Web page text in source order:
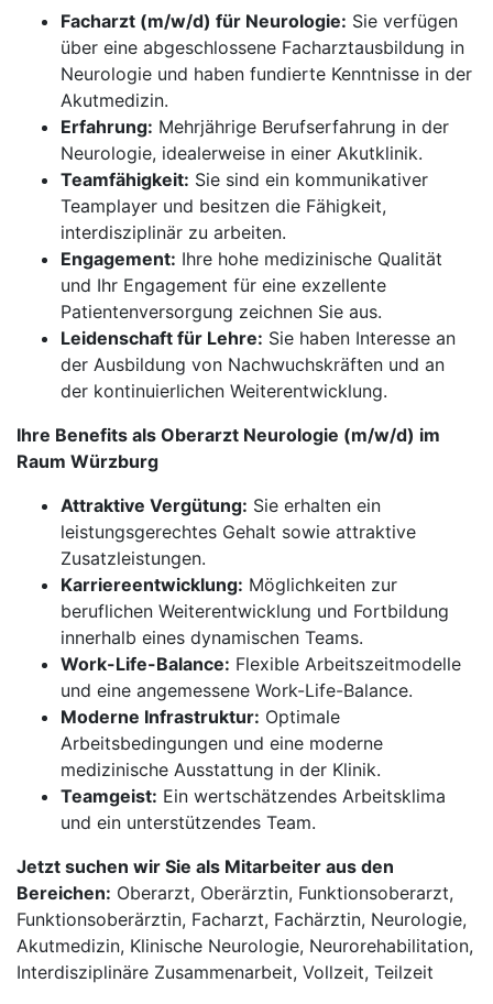
Facharzt (m/w/d) für Neurologie: Sie verfügen
über eine abgeschlossene Facharztausbildung in
Neurologie und haben fundierte Kenntnisse in der
Akutmedizin.
Erfahrung: Mehrjährige Berufserfahrung in der
Neurologie, idealerweise in einer Akutklinik.
Teamfähigkeit: Sie sind ein kommunikativer
Teamplayer und besitzen die Fähigkeit,
interdisziplinär zu arbeiten.
Engagement: Ihre hohe medizinische Qualität
und Ihr Engagement für eine exzellente
Patientenversorgung zeichnen Sie aus.
Leidenschaft für Lehre: Sie haben Interesse an
der Ausbildung von Nachwuchskräften und an
der kontinuierlichen Weiterentwicklung.
Ihre Benefits als Oberarzt Neurologie (m/w/d) im
Raum Würzburg
Attraktive Vergütung: Sie erhalten ein
leistungsgerechtes Gehalt sowie attraktive
Zusatzleistungen.
Karriereentwicklung: Möglichkeiten zur
beruflichen Weiterentwicklung und Fortbildung
innerhalb eines dynamischen Teams.
Work-Life-Balance: Flexible Arbeitszeitmodelle
und eine angemessene Work-Life-Balance.
Moderne Infrastruktur: Optimale
Arbeitsbedingungen und eine moderne
medizinische Ausstattung in der Klinik.
Teamgeist: Ein wertschätzendes Arbeitsklima
und ein unterstützendes Team.
Jetzt suchen wir Sie als Mitarbeiter aus den
Bereichen: Oberarzt, Oberärztin, Funktionsoberarzt,
Funktionsoberärztin, Facharzt, Fachärztin, Neurologie,
Akutmedizin, Klinische Neurologie, Neurorehabilitation,
Interdisziplinäre Zusammenarbeit, Vollzeit, Teilzeit